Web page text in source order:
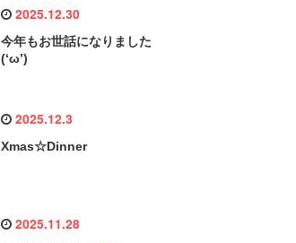
2025.12.30
今年もお世話になりました
(‘ω’)
2025.12.3
Xmas☆Dinner
2025.11.28